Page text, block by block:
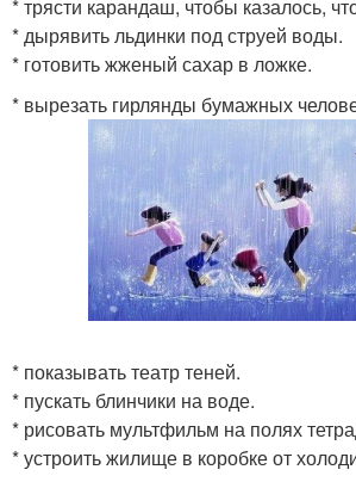
* трясти карандаш, чтобы казалось,
* дырявить льдинки под струей воды.
* готовить жженый сахар в ложке.
* вырезать гирлянды бумажных
* показывать театр теней.
* пускать блинчики на воде.
* рисовать мультфильм на полях
* устроить жилище в коробке от